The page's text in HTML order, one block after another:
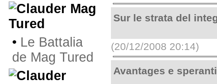
Mag
Tured
• Le Battalia
de Mag Tured
Sur le strata del
(20/12/2008 20:14)
Avantages e